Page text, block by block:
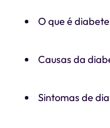
O que é
Causas da
Sintomas de